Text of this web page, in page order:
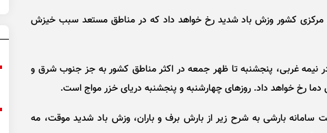
کشور وزش باد شدید رخ خواهد داد که در مناطق مستعد سبب خیزش
نیمه غربی، پنجشنبه تا ظهر جمعه در اکثر مناطق کشور به جز جنوب شرق و
خواهد داد. روز‌های چهارشنبه و پنجشنبه دریای خزر مواج است.
بارشی به شرح زیر از بارش برف و باران، وزش باد شدید موقت، مه